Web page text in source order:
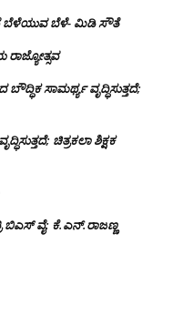
ಬೆಳೆಯುವ ಬೆಳೆ- ಮಿಡಿ ಸೌತೆ
ಸಾಮರ್ಥ್ಯ ವೃದ್ಧಿಸುತ್ತದೆ;
ಚಿತ್ರಕಲಾ ಶಿಕ್ಷಕ
ಬಿಎಸ್ ವೈ: ಕೆ.ಎನ್.ರಾಜಣ್ಣ